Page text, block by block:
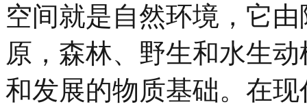
空间就是自然环境，它
原，森林、野生和水生
和发展的物质基础。在